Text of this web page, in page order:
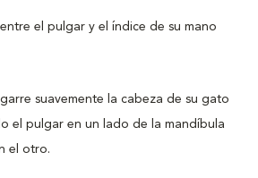
el pulgar y el índice de su mano
suavemente la cabeza de su gato
el pulgar en un lado de la mandíbula
el otro.